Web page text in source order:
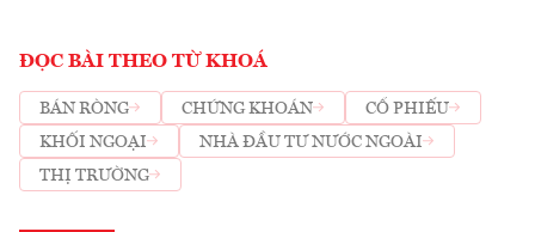
ĐỌC BÀI THEO TỪ KHOÁ
BÁN RÒNG CHỨNG KHOÁN
CỔ PHIẾU
KHỐI NGOẠI
NHÀ ĐẦU TƯ NƯỚC NGOÀI
THỊ TRƯỜNG